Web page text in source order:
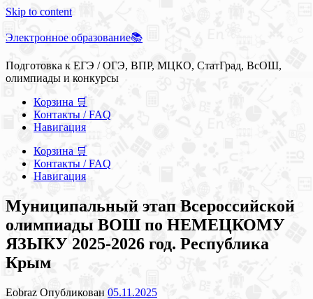
Skip to content
Электронное образование📚
Подготовка к ЕГЭ / ОГЭ, ВПР, МЦКО, СтатГрад, ВсОШ,
олимпиады и конкурсы
Корзина 🛒
Контакты / FAQ
Навигация
Корзина 🛒
Контакты / FAQ
Навигация
Муниципальный этап Всероссийской
олимпиады ВОШ по НЕМЕЦКОМУ
ЯЗЫКУ 2025-2026 год. Республика
Крым
Eobraz Опубликован 05.11.2025